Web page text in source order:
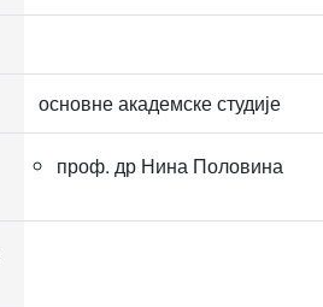
основне академске студије
проф. др Нина Половина